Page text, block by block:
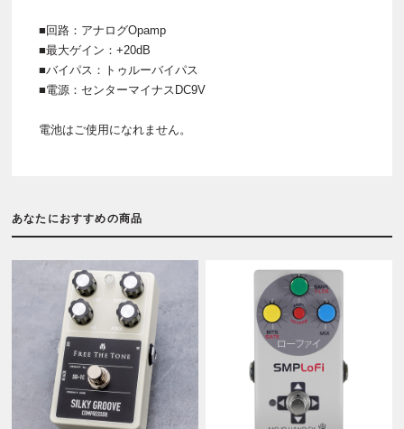
■回路：アナログOpamp
■最大ゲイン：+20dB
■バイパス：トゥルーバイパス
■電源：センターマイナスDC9V
電池はご使用になれません。
あなたにおすすめの商品